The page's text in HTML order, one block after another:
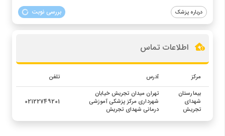
درباره پزشک بررسی نوبت
اطلاعات تماس
مرکز آدرس
تلفن
بیمارستان
شهدای
تجریش
تهران میدان تجریش خیابان
شهرداری مرکز پزشکی آموزشی
درمانی شهدای تجریش
02122749201